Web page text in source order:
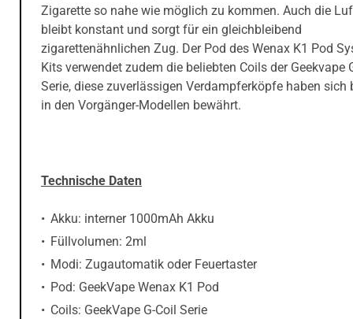
Zigarette so nahe wie möglich zu kommen. Auch die
bleibt konstant und sorgt für ein gleichbleibend
zigarettenähnlichen Zug. Der Pod des Wenax K1 Pod
Kits verwendet zudem die beliebten Coils der Geekvape
Serie, diese zuverlässigen Verdampferköpfe haben sich
in den Vorgänger-Modellen bewährt.
Technische Daten
Akku: interner 1000mAh Akku
Füllvolumen: 2ml
Modi: Zugautomatik oder Feuertaster
Pod: GeekVape Wenax K1 Pod
Coils: GeekVape G-Coil Serie